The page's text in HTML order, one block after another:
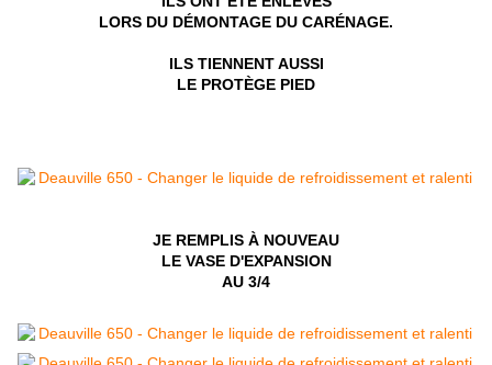
LORS DU DÉMONTAGE DU CARÉNAGE.
ILS TIENNENT AUSSI
LE PROTÈGE PIED
JE REMPLIS À NOUVEAU
LE VASE D'EXPANSION
AU 3/4